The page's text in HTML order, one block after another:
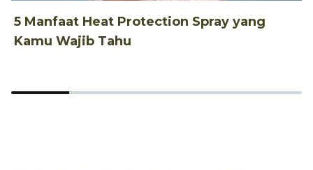
5 Manfaat Heat Protection Spray yang
Kamu Wajib Tahu